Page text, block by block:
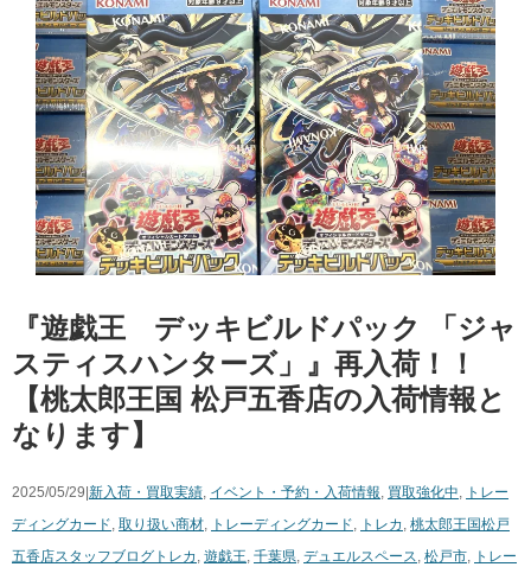
『遊戯王 デッキビルドパック 「ジャ
スティスハンターズ」』再入荷！！
【桃太郎王国 松戸五香店の入荷情報と
なります】
2025/05/29| 新入荷・買取実績, イベント・予約・入荷情報, 買取強化中, トレー
ディングカード, 取り扱い商材, トレーディングカード, トレカ , 桃太郎王国松戸
五香店スタッフブログ トレカ , 遊戯王, 千葉県, デュエルスペース, 松戸市, トレー